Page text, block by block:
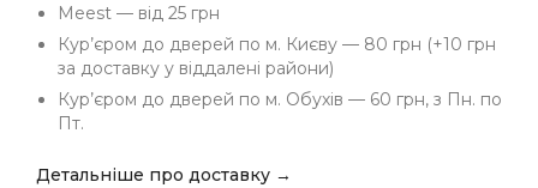
Meest — від 25 грн
Кур’єром до дверей по м. Києву — 80 грн (+10 грн
за доставку у віддалені райони)
Кур’єром до дверей по м. Обухів — 60 грн, з Пн. по
Пт.
Детальніше про доставку →